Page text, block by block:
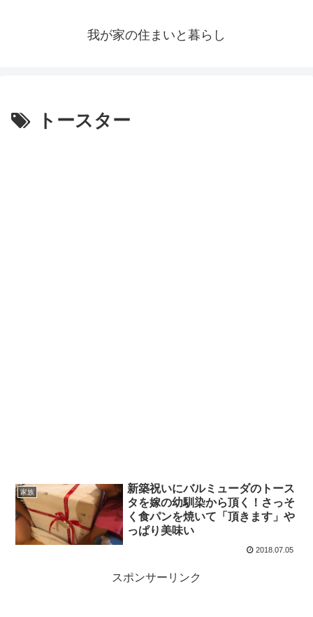
我が家の住まいと暮らし
トースター
家族
新築祝いにバルミューダのトース
タを嫁の幼馴染から頂く！さっそ
く食パンを焼いて「頂きます」や
っぱり美味い
2018.07.05
スポンサーリンク